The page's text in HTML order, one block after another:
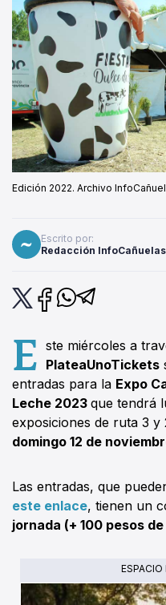
Edición 2022. Archivo
Escrito por:
Redacción InfoCañuelas
E ste miércoles a
PlateaUnoTickets
entradas para la Expo
Leche 2023 que tendrá
exposiciones de ruta 3 y
domingo 12 de
Las entradas, que
este enlace, tienen un
jornada (+ 100 pesos
ESPACIO